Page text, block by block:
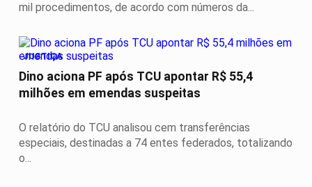
mil procedimentos, de acordo com números da...
JUSTIÇA
Dino aciona PF após TCU apontar R$ 55,4
milhões em emendas suspeitas
O relatório do TCU analisou cem transferências
especiais, destinadas a 74 entes federados, totalizando
o...